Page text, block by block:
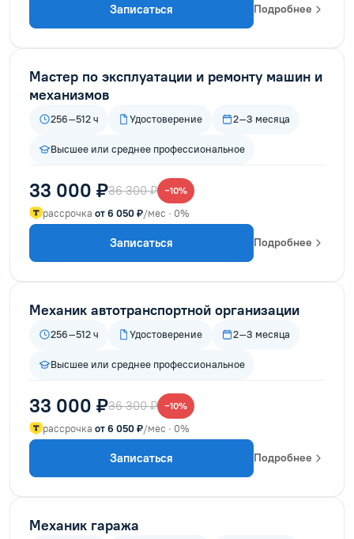
Записаться Подробнее
Мастер по эксплуатации и ремонту машин и
механизмов
256–512 ч Удостоверение 2–3 месяца
Высшее или среднее профессиональное
33 000 ₽36 300 ₽ −10%
рассрочка от 6 050 ₽/мес · 0%
Записаться Подробнее
Механик автотранспортной организации
256–512 ч Удостоверение 2–3 месяца
Высшее или среднее профессиональное
33 000 ₽36 300 ₽ −10%
рассрочка от 6 050 ₽/мес · 0%
Записаться Подробнее
Механик гаража